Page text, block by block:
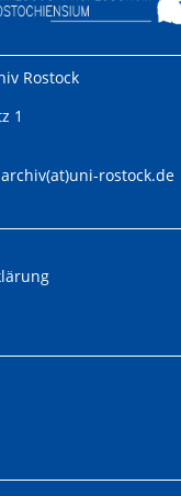
Rostock
1
rostock.de